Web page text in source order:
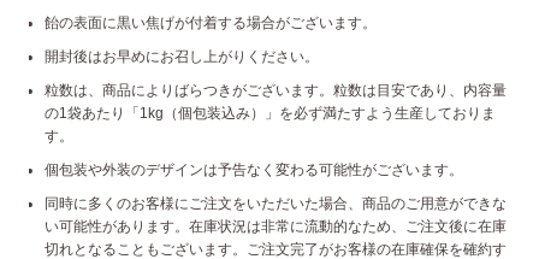
飴の表面に黒い焦げが付着する場合がございます。
開封後はお早めにお召し上がりください。
粒数は、商品によりばらつきがございます。粒数は目安であり、内容量
の1袋あたり「1kg（個包装込み）」を必ず満たすよう生産しておりま
す。
個包装や外装のデザインは予告なく変わる可能性がございます。
同時に多くのお客様にご注文をいただいた場合、商品のご用意ができな
い可能性があります。在庫状況は非常に流動的なため、ご注文後に在庫
切れとなることもございます。ご注文完了がお客様の在庫確保を確約す